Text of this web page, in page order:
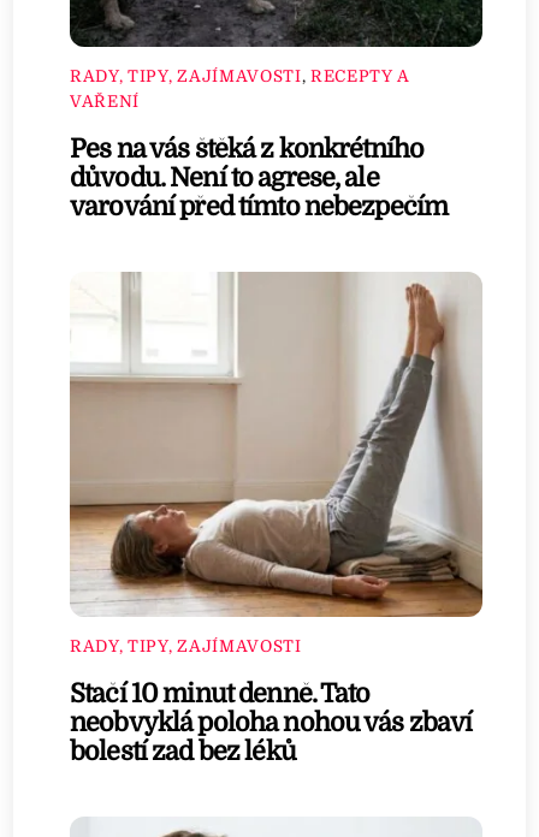
RADY, TIPY, ZAJÍMAVOSTI, RECEPTY A
VAŘENÍ
Pes na vás štěká z konkrétního
důvodu. Není to agrese, ale
varování před tímto nebezpečím
RADY, TIPY, ZAJÍMAVOSTI
Stačí 10 minut denně. Tato
neobvyklá poloha nohou vás zbaví
bolestí zad bez léků